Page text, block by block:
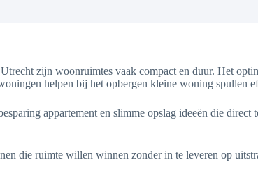
zijn woonruimtes vaak compact en duur. Het
helpen bij het opbergen kleine woning spullen
appartement en slimme opslag ideeën die
die ruimte willen winnen zonder in te leveren op